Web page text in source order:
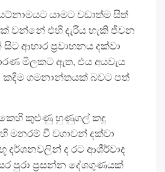
යාමට වඩාත්ම සිත්
වන්නේ එහි දැරිය හැකි ජීවන
ආහාර ප්‍රවාහනය දක්වා
මිලකට ඇත, එය අයවැය
කදිම ගමනාන්තයක් බවට පත්
කුළුණු හුණුගල් කඳු
මනරම් වී වගාවන් දක්වා
දර්ශනවලින් ද රට ආශීර්වාද
පුරා ප්‍රසන්න දේශගුණයක්